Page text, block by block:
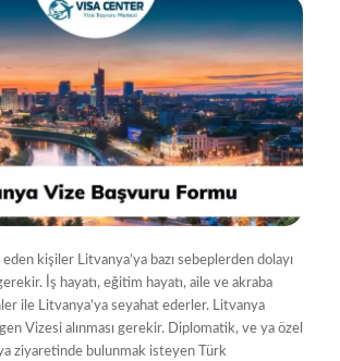
kişiler Litvanya’ya bazı sebeplerden dolayı
İş hayatı, eğitim hayatı, aile ve akraba
ile Litvanya’ya seyahat ederler. Litvanya
Vizesi alınması gerekir. Diplomatik, ve ya özel
ziyaretinde bulunmak isteyen Türk